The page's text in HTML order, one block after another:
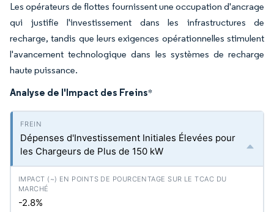
Les opérateurs de flottes fournissent une occupation d'ancrage
qui justifie l'investissement dans les infrastructures de
recharge, tandis que leurs exigences opérationnelles stimulent
l'avancement technologique dans les systèmes de recharge
haute puissance.
Analyse de l'Impact des Freins*
Dépenses d'Investissement Initiales Élevées pour
les Chargeurs de Plus de 150 kW
-2.8%